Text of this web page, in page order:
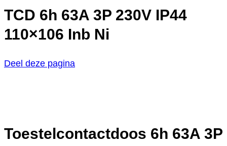
TCD 6h 63A 3P 230V IP44
110×106 Inb Ni
Deel deze pagina
Toestelcontactdoos 6h 63A 3P